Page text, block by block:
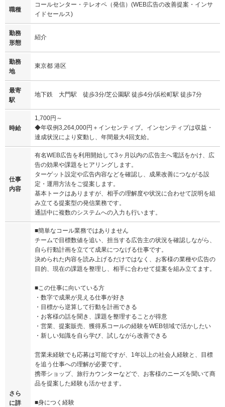
職種
コールセンター・テレオペ（発信）(WEB広告の改善提案・インサ
イドセールス)
勤務
形態
紹介
勤務
地
東京都 港区
最寄
駅
地下鉄 大門駅 徒歩3分/芝公園駅 徒歩4分/浜松町駅 徒歩7分
時給
1,700円～
◆年収例3,264,000円＋インセンティブ。インセンティブは収益・
達成状況により変動し、年間最大4回支給。
仕事
内容
有名WEB広告を利用開始して3ヶ月以内の広告主へ電話をかけ、広
告の効果や課題をヒアリングします。
ターゲット設定や広告内容などを確認し、成果改善につながる設
定・運用方法をご提案します。
基本トークはありますが、相手の理解度や状況に合わせて説明を組
み立てる提案型の発信業務です。
通話中に複数のシステムへの入力も行います。
さら
に詳
■簡単なコール業務ではありません
チームで目標数値を追い、担当する広告主の状況を確認しながら、
自ら行動計画を立てて成果につなげる仕事です。
決められた内容を読み上げるだけではなく、お客様の業種や広告の
目的、現在の課題を整理し、相手に合わせて提案を組み立てます。
■この仕事に向いている方
・数字で成果が見える仕事が好き
・目標から逆算して行動を計画できる
・お客様の話を聞き、課題を整理することが得意
・営業、提案販売、獲得系コールの経験をWEB領域で活かしたい
・新しい知識を自ら学び、試しながら改善できる
営業未経験でも応募は可能ですが、1年以上の社会人経験と、目標
を追う仕事への理解が必要です。
携帯ショップ、旅行カウンターなどで、お客様のニーズを聞いて商
品を提案した経験も活かせます。
■身につく経験